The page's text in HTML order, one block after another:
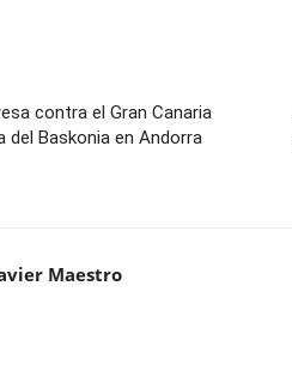
contra el Gran Canaria
del Baskonia en Andorra
Maestro